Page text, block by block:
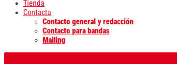
Tienda
Contacta
Contacto general y redacción
Contacto para bandas
Mailing